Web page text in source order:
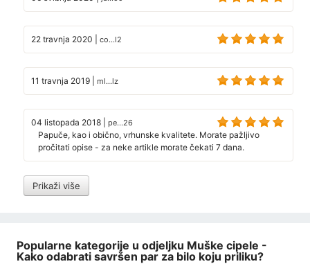
22 travnja 2020 co...l2
11 travnja 2019 ml...lz
04 listopada 2018 pe...26
Papuče, kao i obično, vrhunske kvalitete. Morate pažljivo
pročitati opise - za neke artikle morate čekati 7 dana.
Prikaži više
Popularne kategorije u odjeljku Muške cipele -
Kako odabrati savršen par za bilo koju priliku?